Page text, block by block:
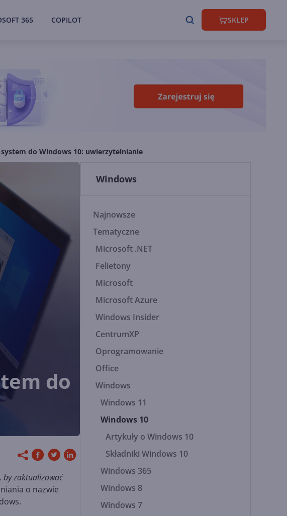
365 COPILOT SKLEP
do Windows 10: uwierzytelnianie
do
by zaktualizować
o nazwie
Windows
Najnowsze
Tematyczne
Microsoft .NET
Felietony
Microsoft
Microsoft Azure
Windows Insider
CentrumXP
Oprogramowanie
Office
Windows
Windows 11
Windows 10
Artykuły o Windows 10
Składniki Windows 10
Windows 365
Windows 8
Windows 7